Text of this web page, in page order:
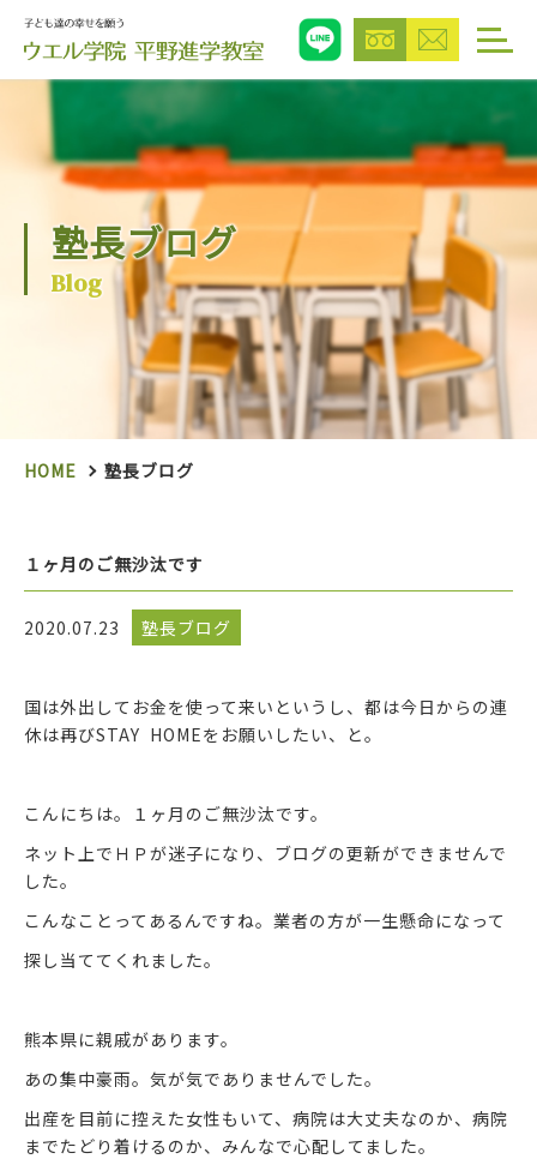
塾長ブログ
Blog
HOME 塾長ブログ
１ヶ月のご無沙汰です
2020.07.23 塾長ブログ
国は外出してお金を使って来いというし、都は今日からの連
休は再びSTAY HOMEをお願いしたい、と。
こんにちは。１ヶ月のご無沙汰です。
ネット上でＨＰが迷子になり、ブログの更新ができませんで
した。
こんなことってあるんですね。業者の方が一生懸命になって
探し当ててくれました。
熊本県に親戚があります。
あの集中豪雨。気が気でありませんでした。
出産を目前に控えた女性もいて、病院は大丈夫なのか、病院
までたどり着けるのか、みんなで心配してました。